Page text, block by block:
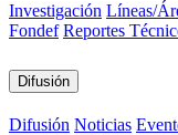
Investigación Líneas/
Fondef Reportes
Difusión
Difusión Noticias